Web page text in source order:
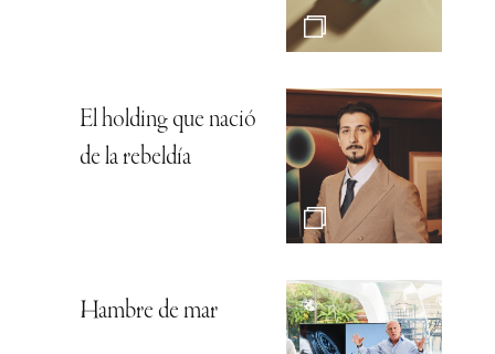
El holding que nació
de la rebeldía
Hambre de mar